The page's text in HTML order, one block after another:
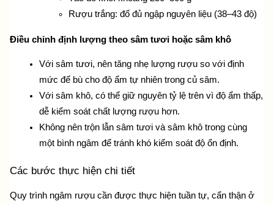
Rượu trắng: đổ đủ ngập nguyên liệu (38–43 độ)
Điều chỉnh định lượng theo sâm tươi hoặc sâm khô
Với sâm tươi, nên tăng nhẹ lượng rượu so với định
mức để bù cho độ ẩm tự nhiên trong củ sâm.
Với sâm khô, có thể giữ nguyên tỷ lệ trên vì độ ẩm thấp,
dễ kiểm soát chất lượng rượu hơn.
Không nên trộn lẫn sâm tươi và sâm khô trong cùng
một bình ngâm để tránh khó kiểm soát độ ổn định.
Các bước thực hiện chi tiết
Quy trình ngâm rượu cần được thực hiện tuần tự, cẩn thận ở